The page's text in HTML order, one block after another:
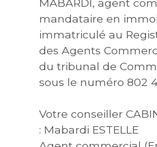
MABARDI, agent
mandataire en
immatriculé au
des Agents
du tribunal de
sous le numéro 802
Votre conseiller
: Mabardi ESTELLE